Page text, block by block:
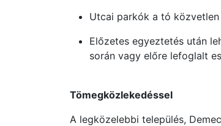
Utcai parkók a tó
Előzetes egyeztetés után
során vagy előre lefoglalt
Tömegközlekedéssel
A legközelebbi település,